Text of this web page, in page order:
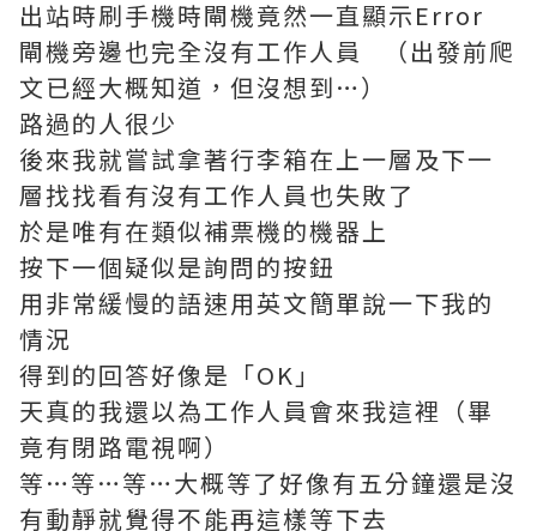
出站時刷手機時閘機竟然一直顯示Error
閘機旁邊也完全沒有工作人員 （出發前爬
文已經大概知道，但沒想到…）
路過的人很少
後來我就嘗試拿著行李箱在上一層及下一
層找找看有沒有工作人員也失敗了
於是唯有在類似補票機的機器上
按下一個疑似是詢問的按鈕
用非常緩慢的語速用英文簡單說一下我的
情況
得到的回答好像是「OK」
天真的我還以為工作人員會來我這裡（畢
竟有閉路電視啊）
等…等…等…大概等了好像有五分鐘還是沒
有動靜就覺得不能再這樣等下去